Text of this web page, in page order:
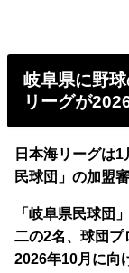
岐阜県に野
リーグが
日本海リーグは
民球団」の加盟
「岐阜県民球団
二の2名、球団プ
2026年10月に向